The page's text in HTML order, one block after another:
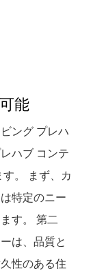
能
ング プレハ
ハブ コンテ
。 まず、カ
特定のニー
す。 第二
は、品質と
性のある住